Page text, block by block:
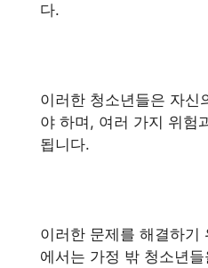
다.
이러한 청소년들은 자신
야 하며, 여러 가지 위험
됩니다.
이러한 문제를 해결하기
에서는 가정 밖 청소년